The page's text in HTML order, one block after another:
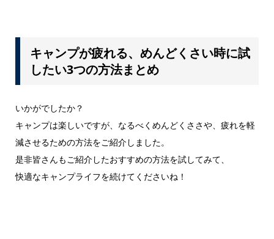
キャンプが疲れる、めんどくさい時に試
したい3つの方法まとめ
いかがでしたか？
キャンプは楽しいですが、なるべくめんどくささや、疲れを軽
減させるための方法をご紹介しました。
是非皆さんもご紹介したおすすめの方法を試してみて、
快適なキャンプライフを続けてくださいね！